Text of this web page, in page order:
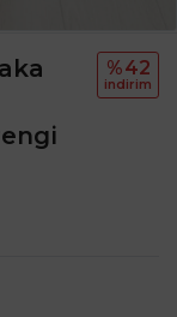
%42
i̇ndi̇ri̇m